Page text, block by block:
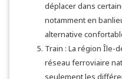
déplacer dans
notamment en
alternative
Train : La région Île-
réseau ferroviaire
seulement les